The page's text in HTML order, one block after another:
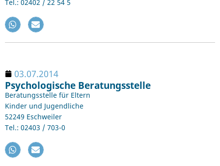
Tel.: 02402 / 22 54 5
03.07.2014
Psychologische Beratungsstelle
Beratungsstelle für Eltern
Kinder und Jugendliche
52249 Eschweiler
Tel.: 02403 / 703-0